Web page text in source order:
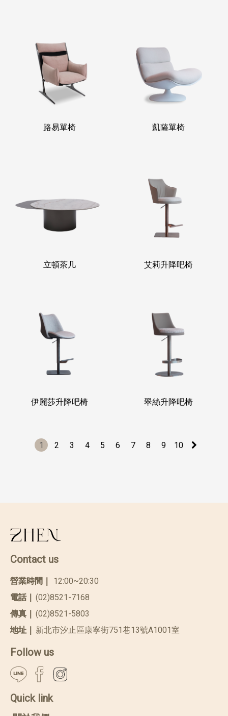
路易單椅 凱薩單椅
立頓茶几 艾莉升降吧椅
伊麗莎升降吧椅 翠絲升降吧椅
1 2 3 4 5 6 7 8 9 10
Contact us
營業時間｜
12:00~20:30
電話｜
(02)8521-7168
傳真｜
(02)8521-5803
地址｜
新北市汐止區康寧街751巷13號A1001室
Follow us
Quick link